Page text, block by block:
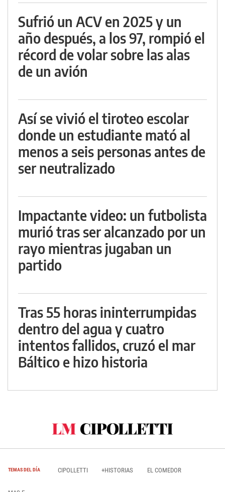
Sufrió un ACV en 2025 y un
año después, a los 97, rompió el
récord de volar sobre las alas
de un avión
Así se vivió el tiroteo escolar
donde un estudiante mató al
menos a seis personas antes de
ser neutralizado
Impactante video: un futbolista
murió tras ser alcanzado por un
rayo mientras jugaban un
partido
Tras 55 horas ininterrumpidas
dentro del agua y cuatro
intentos fallidos, cruzó el mar
Báltico e hizo historia
TEMAS DEL DÍA CIPOLLETTI +HISTORIAS EL COMEDOR